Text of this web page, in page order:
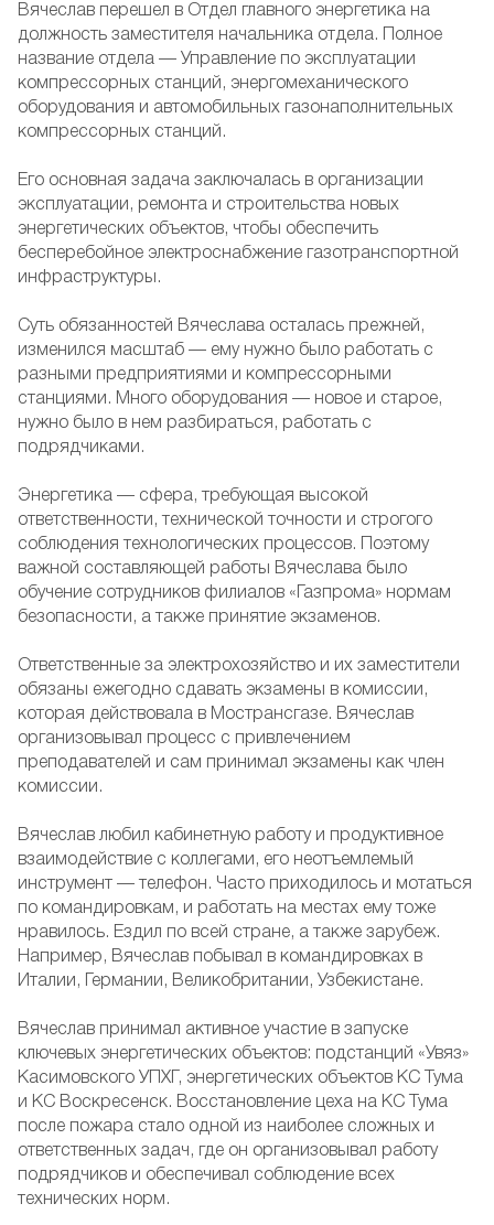
Вячеслав перешел в Отдел главного энергетика на
должность заместителя начальника отдела. Полное
название отдела — Управление по эксплуатации
компрессорных станций, энергомеханического
оборудования и автомобильных газонаполнительных
компрессорных станций.
Его основная задача заключалась в организации
эксплуатации, ремонта и строительства новых
энергетических объектов, чтобы обеспечить
бесперебойное электроснабжение газотранспортной
инфраструктуры.
Суть обязанностей Вячеслава осталась прежней,
изменился масштаб — ему нужно было работать с
разными предприятиями и компрессорными
станциями. Много оборудования — новое и старое,
нужно было в нем разбираться, работать с
подрядчиками.
Энергетика — сфера, требующая высокой
ответственности, технической точности и строгого
соблюдения технологических процессов. Поэтому
важной составляющей работы Вячеслава было
обучение сотрудников филиалов «Газпрома» нормам
безопасности, а также принятие экзаменов.
Ответственные за электрохозяйство и их заместители
обязаны ежегодно сдавать экзамены в комиссии,
которая действовала в Мострансгазе. Вячеслав
организовывал процесс с привлечением
преподавателей и сам принимал экзамены как член
комиссии.
Вячеслав любил кабинетную работу и продуктивное
взаимодействие с коллегами, его неотъемлемый
инструмент — телефон. Часто приходилось и мотаться
по командировкам, и работать на местах ему тоже
нравилось. Ездил по всей стране, а также зарубеж.
Например, Вячеслав побывал в командировках в
Италии, Германии, Великобритании, Узбекистане.
Вячеслав принимал активное участие в запуске
ключевых энергетических объектов: подстанций «Увяз»
Касимовского УПХГ, энергетических объектов КС Тума
и КС Воскресенск. Восстановление цеха на КС Тума
после пожара стало одной из наиболее сложных и
ответственных задач, где он организовывал работу
подрядчиков и обеспечивал соблюдение всех
технических норм.